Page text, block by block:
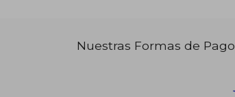
Nuestras Formas de Pago